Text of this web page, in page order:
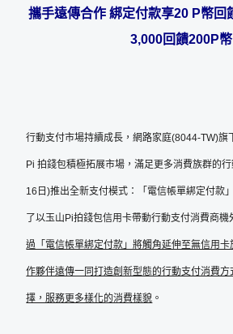
攜手遠傳合作 綁定付款享20 P幣回
3,000回饋200P幣
行動支付市場持續成長，網路家庭(8044-TW)旗
Pi 拍錢包積極拓展市場，滿足更多消費族群的
16日)推出全新支付模式：「電信帳單綁定付款
了以玉山Pi拍錢包信用卡帶動行動支付消費商機
過「電信帳單綁定付款」將觸角延伸至無信用
作夥伴遠傳一同打造創新型態的行動支付消費
擇，服務更多樣化的消費樣貌 。